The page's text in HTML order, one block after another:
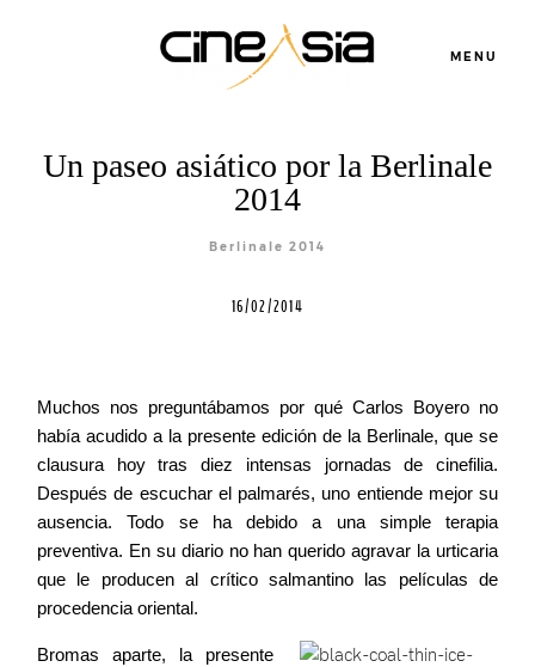
MENU
Un paseo asiático por la Berlinale
2014
Berlinale 2014
16/02/2014
Muchos nos preguntábamos por qué Carlos Boyero no
había acudido a la presente edición de la Berlinale, que se
clausura hoy tras diez intensas jornadas de cinefilia.
Después de escuchar el palmarés, uno entiende mejor su
ausencia. Todo se ha debido a una simple terapia
preventiva. En su diario no han querido agravar la urticaria
que le producen al crítico salmantino las películas de
procedencia oriental.
Bromas aparte, la presente
Equipo
Blog
Agenda